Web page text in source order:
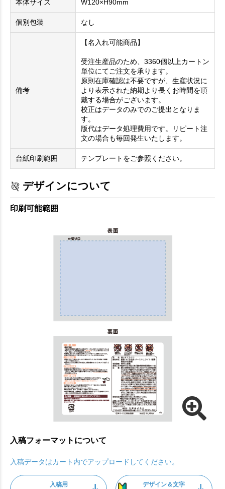
本体サイズ W120×H90mm
個別包装 なし
備考
【名入れ可能商品】
受注生産品のため、3360個以上カートン
単位にてご注文を承ります。
原則在庫確認は不要ですが、生産状況に
より表示された納期より長くお時間を頂
戴する場合がございます。
校正はデータのみでのご提出となりま
す。
版代はデータ処理費用です。リピート注
文の場合も毎回発生いたします。
台紙印刷範囲 テンプレートをご参照ください。
デザインについて
印刷可能範囲
入稿フォーマットについて
入稿データはカート内でアップロードしてください。
入稿用
デザイン＆文字